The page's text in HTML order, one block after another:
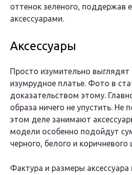
оттенок зеленого, поддержав
аксессуарами.
Аксессуары
Просто изумительно
изумрудное платье. Фото в
доказательством этому.
образа ничего не упустить. Не
этом деле занимают
модели особенно подойдут
черного, белого и коричневого
Фактура и размеры